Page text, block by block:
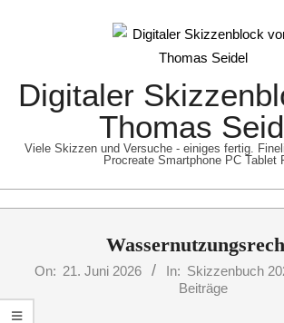
Digitaler
Thomas
Viele Skizzen und Versuche - einiges fertig.
Procreate Smartphone PC Tablet
On: 21. Juni 2026 In: Skizzenbuch
Beiträge